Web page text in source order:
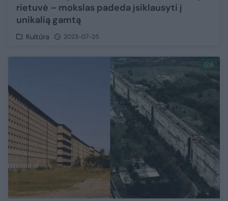
rietuvė – mokslas padeda įsiklausyti į
unikalią gamtą
Kultūra 2023-07-25
5